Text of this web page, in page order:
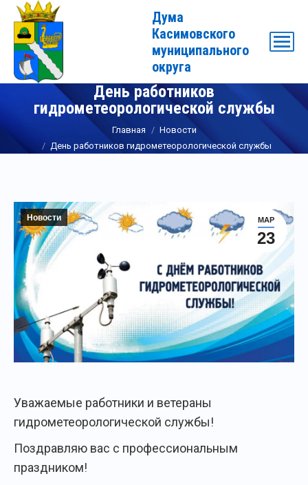
Дума
Касимовского
муниципального
округа
День работников
гидрометеорологической службы
Главная
Новости
День работников гидрометеорологической службы
МАР
23
Новости
Уважаемые работники и ветераны
гидрометеорологической службы!
Поздравляю вас с профессиональным
праздником!